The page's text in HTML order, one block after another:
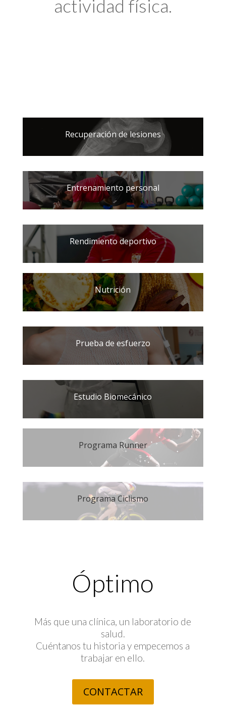
actividad física.
Recuperación de lesiones
Entrenamiento personal
Rendimiento deportivo
Nutrición
Prueba de esfuerzo
Estudio Biomecánico
Programa Runner
Programa Ciclismo
Óptimo
Más que una clínica, un laboratorio de
salud.
Cuéntanos tu historia y empecemos a
trabajar en ello.
CONTACTAR